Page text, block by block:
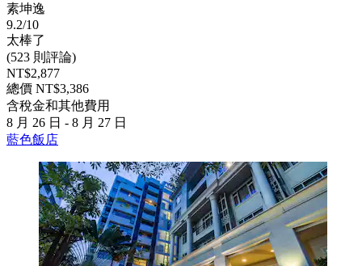
素坤逸
9.2/10
太棒了
(523 則評論)
NT$2,877
總價 NT$3,386
含稅金和其他費用
8 月 26 日 - 8 月 27 日
藍色飯店